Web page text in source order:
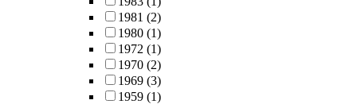
1981 (2)
1980 (1)
1972 (1)
1970 (2)
1969 (3)
1959 (1)